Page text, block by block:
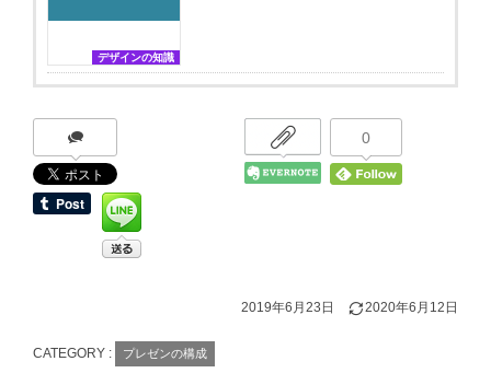
デザインの知識
0
2019年6月23日 2020年6月12日
CATEGORY : プレゼンの構成